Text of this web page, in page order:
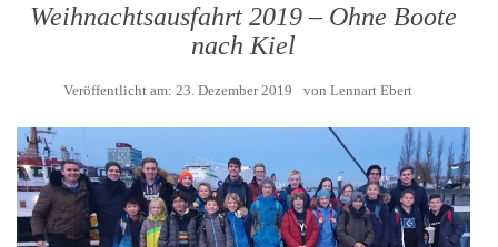
Weihnachtsausfahrt 2019 – Ohne Boote
nach Kiel
Veröffentlicht am: 23. Dezember 2019 von Lennart Ebert